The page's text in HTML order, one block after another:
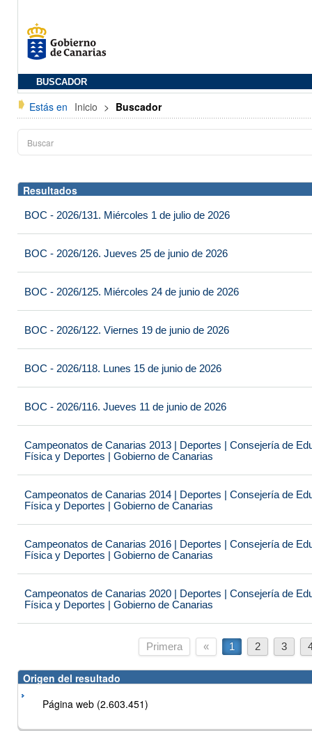
BUSCADOR
Estás en Inicio > Buscador
Resultados
BOC - 2026/131. Miércoles 1 de julio de 2026
BOC - 2026/126. Jueves 25 de junio de 2026
BOC - 2026/125. Miércoles 24 de junio de 2026
BOC - 2026/122. Viernes 19 de junio de 2026
BOC - 2026/118. Lunes 15 de junio de 2026
BOC - 2026/116. Jueves 11 de junio de 2026
Campeonatos de Canarias 2013 | Deportes | Consejería de
Física y Deportes | Gobierno de Canarias
Campeonatos de Canarias 2014 | Deportes | Consejería de
Física y Deportes | Gobierno de Canarias
Campeonatos de Canarias 2016 | Deportes | Consejería de
Física y Deportes | Gobierno de Canarias
Campeonatos de Canarias 2020 | Deportes | Consejería de
Física y Deportes | Gobierno de Canarias
Primera « 1 2 3
Origen del resultado
Página web (2.603.451)